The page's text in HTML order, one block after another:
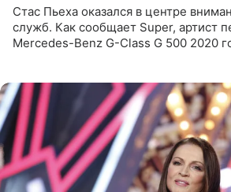
Стас Пьеха оказался в центре
служб. Как сообщает Super, артист
Mercedes-Benz G-Class G 500 2020